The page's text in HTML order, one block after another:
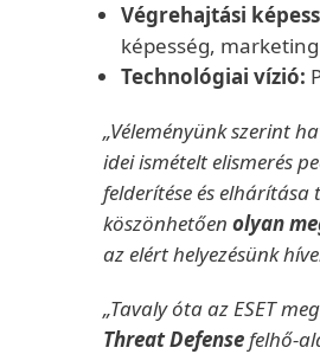
Végrehajtási
képesség,
Technológiai vízió:
„Véleményünk szerint
idei ismételt elismerés
felderítése és elhárítása
köszönhetően olyan
az elért helyezésünk
„Tavaly óta az ESET
Threat Defensefelhő-